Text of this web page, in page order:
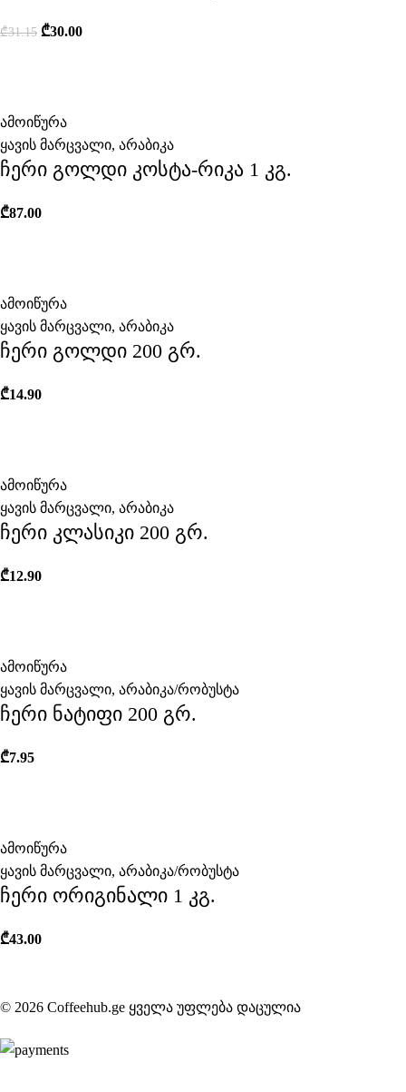
₾31.15 ₾30.00
ამოიწურა
ყავის მარცვალი, არაბიკა
ჩერი გოლდი კოსტა-რიკა 1 კგ.
₾87.00
ამოიწურა
ყავის მარცვალი, არაბიკა
ჩერი გოლდი 200 გრ.
₾14.90
ამოიწურა
ყავის მარცვალი, არაბიკა
ჩერი კლასიკი 200 გრ.
₾12.90
ამოიწურა
ყავის მარცვალი, არაბიკა/რობუსტა
ჩერი ნატიფი 200 გრ.
₾7.95
ამოიწურა
ყავის მარცვალი, არაბიკა/რობუსტა
ჩერი ორიგინალი 1 კგ.
₾43.00
© 2026 Coffeehub.ge ყველა უფლება დაცულია